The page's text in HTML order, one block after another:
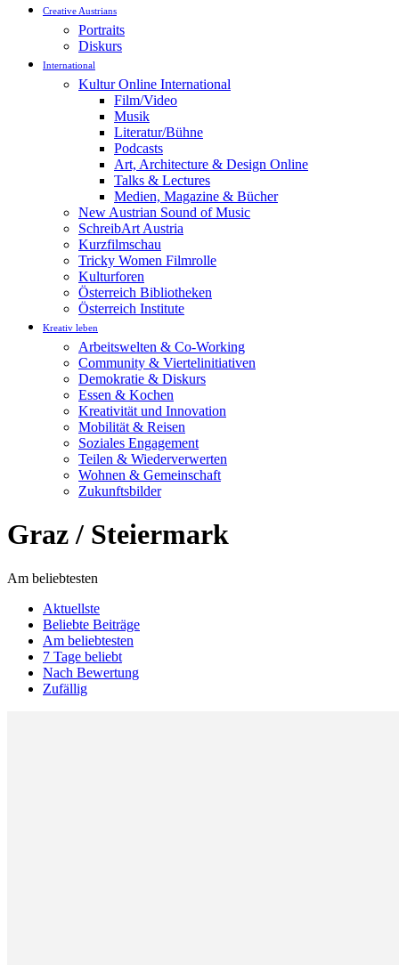
Creative Austrians
Portraits
Diskurs
International
Kultur Online International
Film/Video
Musik
Literatur/Bühne
Podcasts
Art, Architecture & Design Online
Talks & Lectures
Medien, Magazine & Bücher
New Austrian Sound of Music
SchreibArt Austria
Kurzfilmschau
Tricky Women Filmrolle
Kulturforen
Österreich Bibliotheken
Österreich Institute
Kreativ leben
Arbeitswelten & Co-Working
Community & Viertelinitiativen
Demokratie & Diskurs
Essen & Kochen
Kreativität und Innovation
Mobilität & Reisen
Soziales Engagement
Teilen & Wiederverwerten
Wohnen & Gemeinschaft
Zukunftsbilder
Graz / Steiermark
Am beliebtesten
Aktuellste
Beliebte Beiträge
Am beliebtesten
7 Tage beliebt
Nach Bewertung
Zufällig